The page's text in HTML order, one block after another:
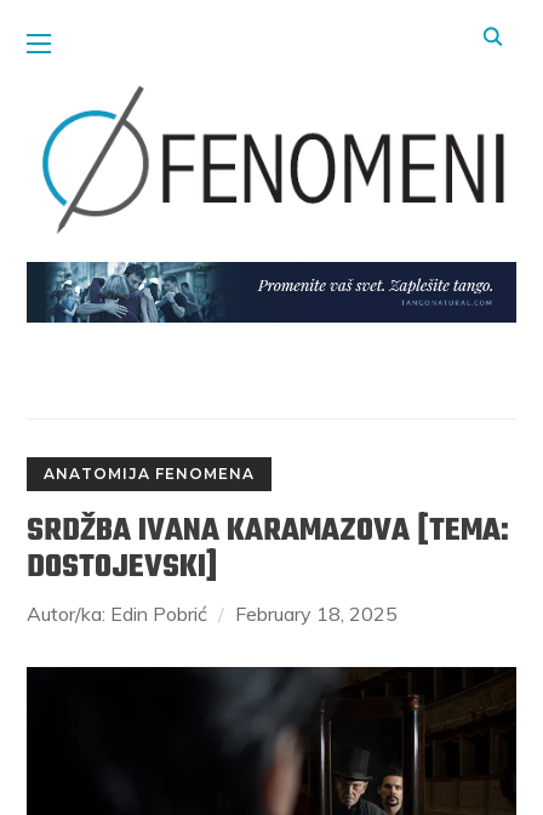
ANATOMIJA FENOMENA
SRDŽBA IVANA KARAMAZOVA [TEMA:
DOSTOJEVSKI]
Autor/ka: Edin Pobrić February 18, 2025